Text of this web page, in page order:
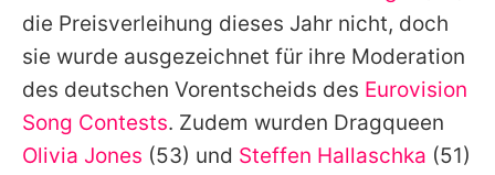
die Preisverleihung dieses Jahr nicht, doch
sie wurde ausgezeichnet für ihre Moderation
des deutschen Vorentscheids des Eurovision
Song Contests. Zudem wurden Dragqueen
Olivia Jones (53) und Steffen Hallaschka (51)